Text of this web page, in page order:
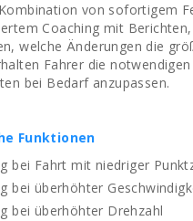
von sofortigem
Coaching mit
welche Änderungen die
Fahrer die
bei Bedarf anzupassen.
Funktionen
bei Fahrt mit niedriger
bei überhöhter
bei überhöhter Drehzahl